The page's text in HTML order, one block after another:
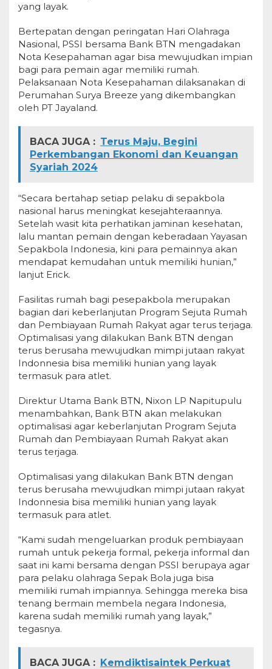
yang layak.
Bertepatan dengan peringatan Hari Olahraga
Nasional, PSSI bersama Bank BTN mengadakan
Nota Kesepahaman agar bisa mewujudkan impian
bagi para pemain agar memiliki rumah.
Pelaksanaan Nota Kesepahaman dilaksanakan di
Perumahan Surya Breeze yang dikembangkan
oleh PT Jayaland.
BACA JUGA : Terus Maju, Begini
Perkembangan Ekonomi dan Keuangan
Syariah 2024
“Secara bertahap setiap pelaku di sepakbola
nasional harus meningkat kesejahteraannya.
Setelah wasit kita perhatikan jaminan kesehatan,
lalu mantan pemain dengan keberadaan Yayasan
Sepakbola Indonesia, kini para pemainnya akan
mendapat kemudahan untuk memiliki hunian,”
lanjut Erick.
Fasilitas rumah bagi pesepakbola merupakan
bagian dari keberlanjutan Program Sejuta Rumah
dan Pembiayaan Rumah Rakyat agar terus terjaga.
Optimalisasi yang dilakukan Bank BTN dengan
terus berusaha mewujudkan mimpi jutaan rakyat
Indonnesia bisa memiliki hunian yang layak
termasuk para atlet.
Direktur Utama Bank BTN, Nixon LP Napitupulu
menambahkan, Bank BTN akan melakukan
optimalisasi agar keberlanjutan Program Sejuta
Rumah dan Pembiayaan Rumah Rakyat akan
terus terjaga.
Optimalisasi yang dilakukan Bank BTN dengan
terus berusaha mewujudkan mimpi jutaan rakyat
Indonnesia bisa memiliki hunian yang layak
termasuk para atlet.
“Kami sudah mengeluarkan produk pembiayaan
rumah untuk pekerja formal, pekerja informal dan
saat ini kami bersama dengan PSSI berupaya agar
para pelaku olahraga Sepak Bola juga bisa
memiliki rumah impiannya. Sehingga mereka bisa
tenang bermain membela negara Indonesia,
karena sudah memiliki rumah yang layak,”
tegasnya.
BACA JUGA : Kemdiktisaintek Perkuat